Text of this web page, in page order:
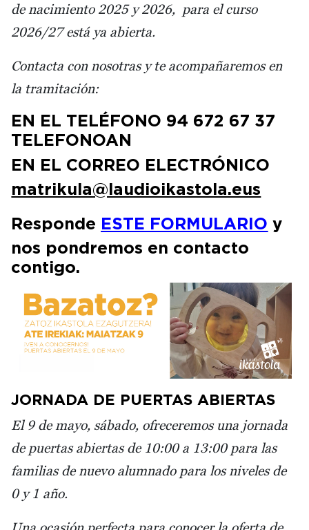
de nacimiento 2025 y 2026, para el curso
2026/27 está ya abierta.
Contacta con nosotras y te acompañaremos en
la tramitación:
EN EL TELÉFONO 94 672 67 37
TELEFONOAN
EN EL CORREO ELECTRÓNICO
matrikula@laudioikastola.eus
Responde ESTE FORMULARIO y
nos pondremos en contacto
contigo.
Irudia
JORNADA DE PUERTAS ABIERTAS
El 9 de mayo, sábado, ofreceremos una jornada
de puertas abiertas de 10:00 a 13:00 para las
familias de nuevo alumnado para los niveles de
0 y 1 año.